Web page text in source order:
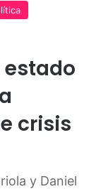
crisis
y Daniel